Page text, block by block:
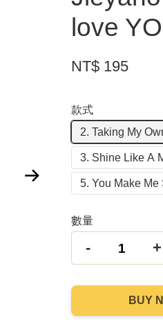
love
NT$ 195
款式
2. Taking My
3. Shine Like A
5. You Make Me
數量
- +
BUY